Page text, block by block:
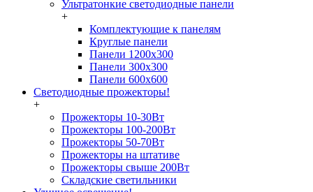
Ультратонкие светодиодные панели
+
Комплектующие к панелям
Круглые панели
Панели 1200х300
Панели 300х300
Панели 600х600
Светодиодные прожекторы!
+
Прожекторы 10-30Вт
Прожекторы 100-200Вт
Прожекторы 50-70Вт
Прожекторы на штативе
Прожекторы свыше 200Вт
Складские светильники